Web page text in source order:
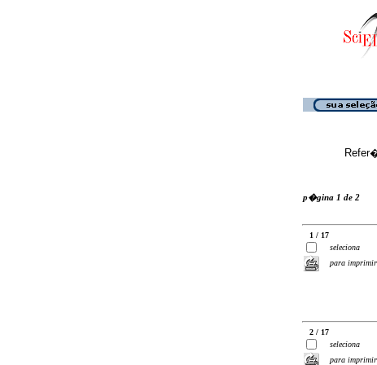
p�gina 1 de 2
1 / 17
seleciona
para imprimir
2 / 17
seleciona
para imprimir